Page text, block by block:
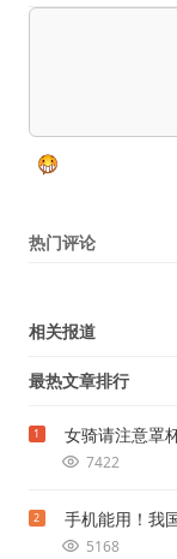
热门评论
相关报道
最热文章排行
1 女骑请注意罩
7422
2 手机能用！我
5168